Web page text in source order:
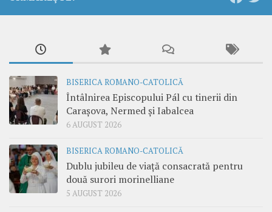
BISERICA ROMANO-CATOLICĂ
Întâlnirea Episcopului Pál cu tinerii din
Carașova, Nermed și Iabalcea
6 AUGUST 2026
BISERICA ROMANO-CATOLICĂ
Dublu jubileu de viață consacrată pentru
două surori morinelliane
5 AUGUST 2026